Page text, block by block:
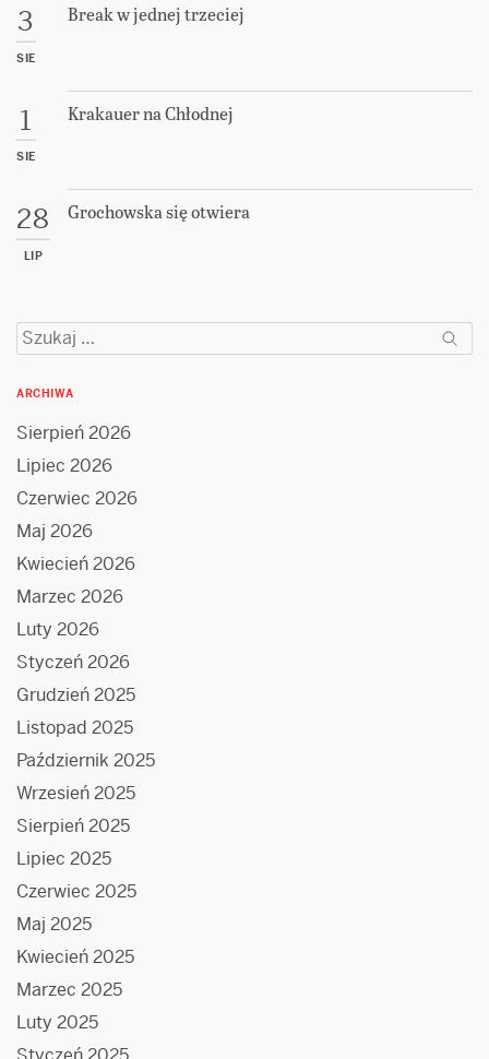
3
SIE
Break w jednej trzeciej
1
SIE
Krakauer na Chłodnej
28
LIP
Grochowska się otwiera
Szukaj:
ARCHIWA
Sierpień 2026
Lipiec 2026
Czerwiec 2026
Maj 2026
Kwiecień 2026
Marzec 2026
Luty 2026
Styczeń 2026
Grudzień 2025
Listopad 2025
Październik 2025
Wrzesień 2025
Sierpień 2025
Lipiec 2025
Czerwiec 2025
Maj 2025
Kwiecień 2025
Marzec 2025
Luty 2025